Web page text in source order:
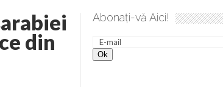
Gând de duminică de Elena Solunca Moise
din
Abonați-vă Aici!